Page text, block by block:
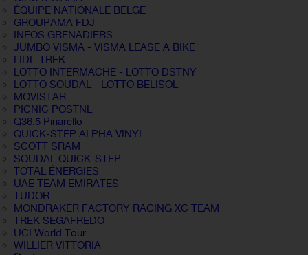
ÉQUIPE NATIONALE BELGE
GROUPAMA FDJ
INEOS GRENADIERS
JUMBO VISMA - VISMA LEASE A BIKE
LIDL-TREK
LOTTO INTERMACHE - LOTTO DSTNY
LOTTO SOUDAL - LOTTO BELISOL
MOVISTAR
PICNIC POSTNL
Q36.5 Pinarello
QUICK-STEP ALPHA VINYL
SCOTT SRAM
SOUDAL QUICK-STEP
TOTAL ÉNERGIES
UAE TEAM EMIRATES
TUDOR
MONDRAKER FACTORY RACING XC TEAM
TREK SEGAFREDO
UCI World Tour
WILLIER VITTORIA